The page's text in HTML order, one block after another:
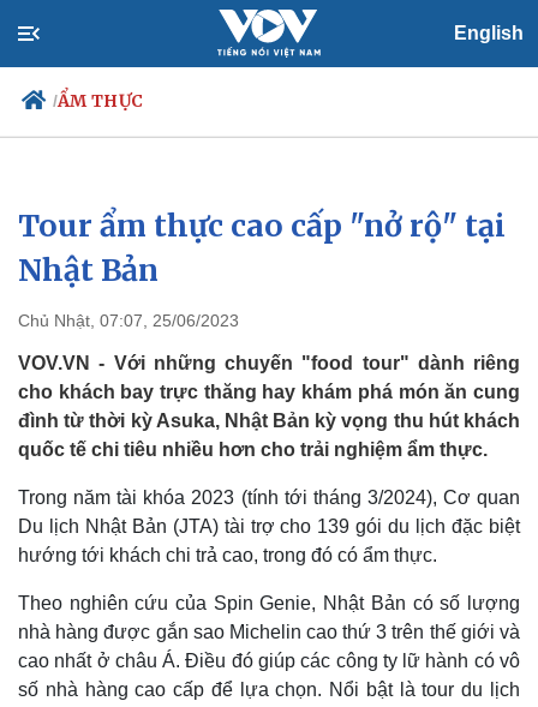
English
/ẨM THỰC
Chính trị
Đảng
Tổ chức nhân sự
Nhận diện sự thật
Xã hội
Việc làm
Biển đảo
Tour ẩm thực cao cấp "nở rộ" tại
Nhật Bản
Chủ Nhật, 07:07, 25/06/2023
VOV.VN - Với những chuyến "food tour" dành riêng
cho khách bay trực thăng hay khám phá món ăn cung
đình từ thời kỳ Asuka, Nhật Bản kỳ vọng thu hút khách
quốc tế chi tiêu nhiều hơn cho trải nghiệm ẩm thực.
Trong năm tài khóa 2023 (tính tới tháng 3/2024), Cơ quan
Du lịch Nhật Bản (JTA) tài trợ cho 139 gói du lịch đặc biệt
hướng tới khách chi trả cao, trong đó có ẩm thực.
Theo nghiên cứu của Spin Genie, Nhật Bản có số lượng
nhà hàng được gắn sao Michelin cao thứ 3 trên thế giới và
cao nhất ở châu Á. Điều đó giúp các công ty lữ hành có vô
số nhà hàng cao cấp để lựa chọn. Nổi bật là tour du lịch